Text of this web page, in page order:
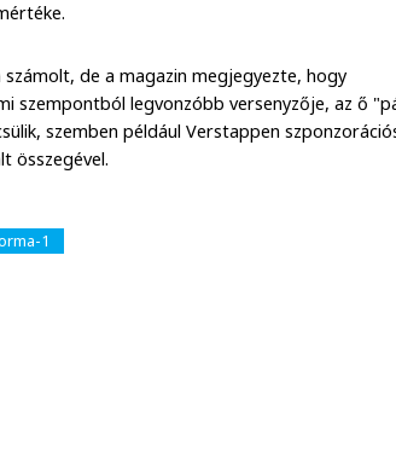
de a magazin megjegyezte, hogy
szempontból legvonzóbb versenyzője, az ő
szemben például Verstappen
összegével.
1